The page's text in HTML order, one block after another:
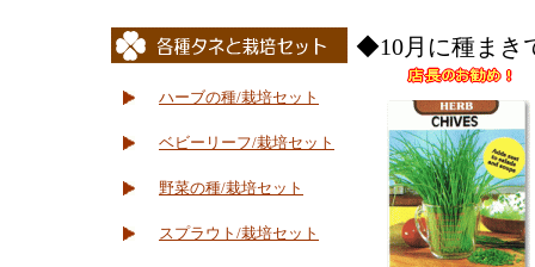
ハーブの種/栽培セット
ベビーリーフ/栽培セット
野菜の種/栽培セット
スプラウト/栽培セット
◆10月に種まき